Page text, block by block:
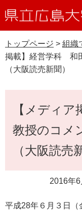
ー
ジ
先
ニ
ュ
を
立
大
学
受験生の皆さま
在学生の皆さま
地域・企業の皆さま
研究者の皆さま
教職員の皆さま
English
中文
o
大学概要
学部・大学院・専攻科
学生生活・就職支援
研究・地域連携・国
入試情報
トップページ > 組織
掲載】経営学科 和
（大阪読売新聞）
【メディ
教授のコメ
（大阪読売
2016年
平成28年６ 月３ 日